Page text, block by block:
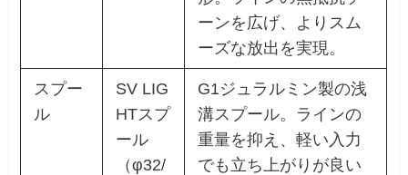
ーンを広げ、よりスム
ーズな放出を実現。
スプー
ル
SV LIG
HTスプ
ール
（φ32/
G1ジュラルミン製の浅
溝スプール。ラインの
重量を抑え、軽い入力
でも立ち上がりが良い